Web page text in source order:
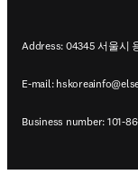
Address: 04345 서울시
E-mail:
Business number: 101-